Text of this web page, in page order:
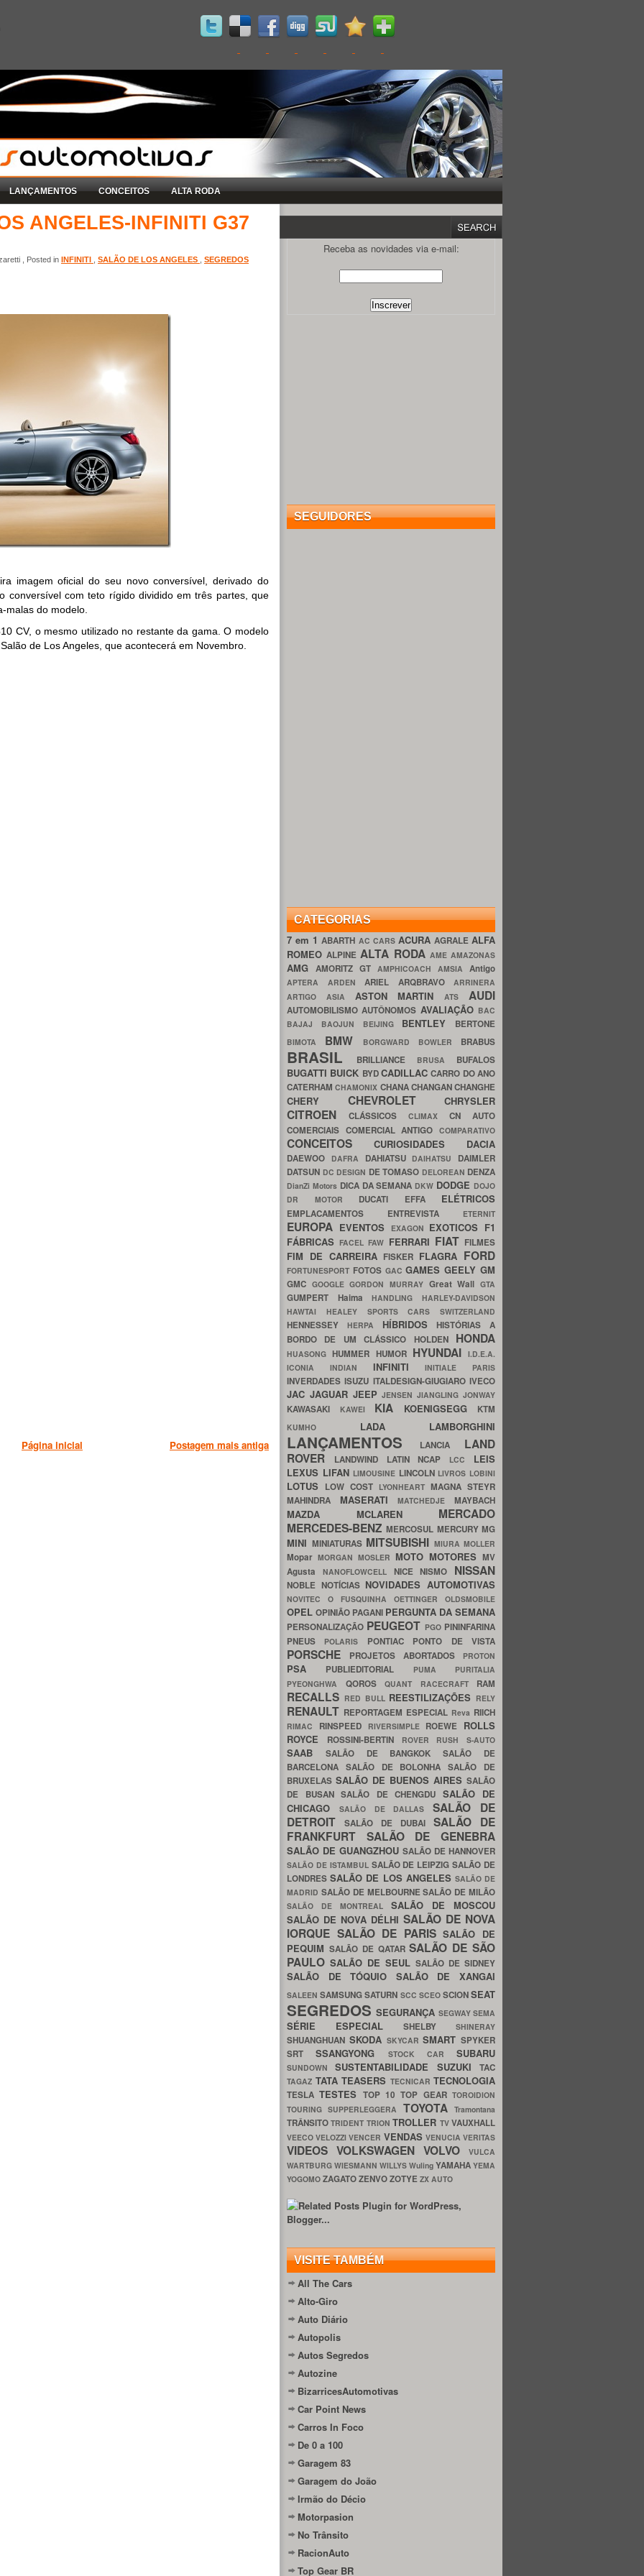
LANÇAMENTOS CONCEITOS ALTA RODA
ANGELES-INFINITI G37
, Posted in INFINITI SALÃO DE LOS ANGELES SEGREDOS
imagem oficial do seu novo conversível, derivado do
conversível com teto rígido dividido em três partes, que
malas do modelo.
CV, o mesmo utilizado no restante da gama. O modelo
de Los Angeles, que acontecerá em Novembro.
Postagem mais antiga
Página inicial
Receba as novidades via e-mail:
SEGUIDORES
CATEGORIAS
7 em 1ABARTH AC CARS ACURA AGRALE ALFA
ROMEOALPINEALTA RODA AME AMAZONAS
AMG AMORITZ GT AMPHICOACH AMSIA Antigo
APTERA ARDEN ARIEL ARQBRAVO ARRINERA
ARTIGO ASIA ASTON MARTINATS AUDI
AUTOMOBILISMOAUTÔNOMOS AVALIAÇÃO BAC
BAJAJ BAOJUN BEIJING BENTLEY BERTONE
BIMOTA BMW BORGWARD BOWLER BRABUS
BRASIL BRILLIANCE BRUSA BUFALOS
BUGATTI BUICK BYDCADILLACCARRO DO ANO
CATERHAMCHAMONIX CHANACHANGANCHANGHE
CHERY CHEVROLET CHRYSLER
CITROEN CLÁSSICOS CLIMAX CN AUTO
COMERCIAIS COMERCIAL ANTIGOCOMPARATIVO
CONCEITOS CURIOSIDADES DACIA
DAEWOO DAFRA DAHIATSU DAIHATSU DAIMLER
DATSUN DC DESIGN DE TOMASO DELOREAN DENZA
DianZi Motors DICA DA SEMANA DKW DODGE DOJO
DR MOTOR DUCATI EFFA ELÉTRICOS
EMPLACAMENTOS ENTREVISTA ETERNIT
EUROPA EVENTOS EXAGON EXOTICOS F1
FÁBRICASFACELFAW FERRARI FIAT FILMES
FIM DE CARREIRA FISKER FLAGRA FORD
FORTUNESPORT FOTOS GACGAMESGEELYGM
GMC GOOGLEGORDON MURRAY Great WallGTA
GUMPERT HaimaHANDLINGHARLEY-DAVIDSON
HAWTAI HEALEY SPORTS CARS SWITZERLAND
HENNESSEY HERPA HÍBRIDOSHISTÓRIAS A
BORDO DE UM CLÁSSICO HOLDEN HONDA
HUASONGHUMMER HUMOR HYUNDAI I.D.E.A.
ICONIA INDIAN INFINITIINITIALE PARIS
INVERDADESISUZU ITALDESIGN-GIUGIAROIVECO
JAC JAGUAR JEEPJENSENJIANGLINGJONWAY
KAWASAKI KAWEI KIA KOENIGSEGG KTM
KUMHO LADA LAMBORGHINI
LANÇAMENTOS LANCIA LAND
ROVER
LANDWIND LATIN NCAP LCC LEIS
LEXUS LIFAN LIMOUSINE LINCOLN LIVROS LOBINI
LOTUS LOW COST LYONHEART MAGNA STEYR
MAHINDRA MASERATIMATCHEDJEMAYBACH
MAZDA MCLAREN MERCADO
MERCEDES-BENZMERCOSUL MERCURYMG
MINI MINIATURAS MITSUBISHI MIURA MOLLER
Mopar MORGAN MOSLER MOTO MOTORES MV
Agusta NANOFLOWCELL NICENISMO NISSAN
NOBLE NOTÍCIAS NOVIDADES AUTOMOTIVAS
NOVITEC O FUSQUINHA OETTINGER OLDSMOBILE
OPEL OPINIÃO PAGANI PERGUNTA DA SEMANA
PERSONALIZAÇÃO PEUGEOT PGO PININFARINA
PNEUS
POLARIS PONTIAC PONTO DE VISTA
PORSCHE PROJETOS ABORTADOS PROTON
PSA PUBLIEDITORIAL PUMA PURITALIA
PYEONGHWA QOROS QUANT RACECRAFT RAM
RECALLS RED BULL REESTILIZAÇÕES RELY
RENAULT REPORTAGEM ESPECIAL Reva RIICH
RIMAC RINSPEED RIVERSIMPLE ROEWE ROLLS
ROYCE
ROSSINI-BERTIN ROVER RUSH S-AUTO
SAAB SALÃO DE BANGKOKSALÃO DE
BARCELONA SALÃO DE BOLONHASALÃO DE
BRUXELAS SALÃO DE BUENOS AIRES SALÃO
DE BUSAN SALÃO DE CHENGDU SALÃO DE
CHICAGO
SALÃO DE DALLASSALÃO DE
DETROIT
SALÃO DE DUBAI SALÃO DE
FRANKFURT SALÃO DE GENEBRA
SALÃO DE GUANGZHOU SALÃO DE HANNOVER
SALÃO DE ISTAMBUL SALÃO DE LEIPZIGSALÃO DE
LONDRESSALÃO DE LOS ANGELES SALÃO DE
MADRID SALÃO DE MELBOURNESALÃO DE MILÃO
SALÃO DE MONTREAL SALÃO DE MOSCOU
SALÃO DE NOVA DÉLHI SALÃO DE NOVA
IORQUE SALÃO DE PARISSALÃO DE
PEQUIM SALÃO DE QATARSALÃO DE SÃO
PAULO SALÃO DE SEUL SALÃO DE SIDNEY
SALÃO DE TÓQUIO SALÃO DE XANGAI
SALEENSAMSUNGSATURN SCC SCEO SCIONSEAT
SEGREDOSSEGURANÇA SEGWAYSEMA
SÉRIE ESPECIAL SHELBY SHINERAY
SHUANGHUAN SKODA SKYCARSMART SPYKER
SRTSSANGYONG STOCK CAR SUBARU
SUNDOWNSUSTENTABILIDADE SUZUKITAC
TAGAZ TATA TEASERS TECNICAR TECNOLOGIA
TESLATESTES TOP 10TOP GEARTOROIDION
TOURING SUPPERLEGGERA TOYOTATramontana
TRÂNSITOTRIDENT TRIONTROLLER TVVAUXHALL
VEECOVELOZZIVENCER VENDAS VENUCIAVERITAS
VIDEOS VOLKSWAGEN VOLVO
VULCA
WARTBURG WIESMANN WILLYS Wuling YAMAHA YEMA
YOGOMO ZAGATOZENVOZOTYE ZX AUTO
VISITE TAMBÉM
All The Cars
Alto-Giro
Auto Diário
Autopolis
Autos Segredos
Autozine
BizarricesAutomotivas
Car Point News
Carros In Foco
De 0 a 100
Garagem 83
Garagem do João
Irmão do Décio
Motorpasion
No Trânsito
RacionAuto
Top Gear BR